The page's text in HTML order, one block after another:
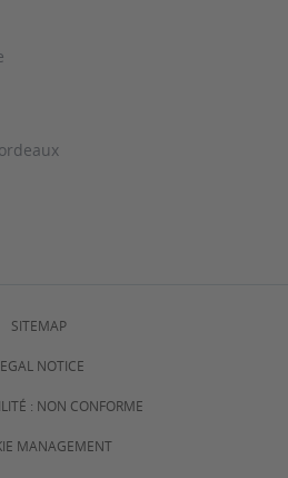
SITEMAP
NOTICE
: NON CONFORME
MANAGEMENT